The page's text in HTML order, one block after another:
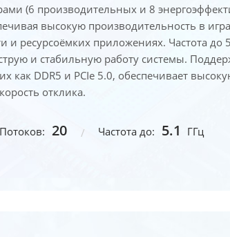
(6 производительных и 8
высокую производительность в
и ресурсоёмких приложениях. Частота до
и стабильную работу системы.
как DDR5 и PCIe 5.0, обеспечивает
отклика.
Потоков: 20 Частота до: 5.1 ГГц